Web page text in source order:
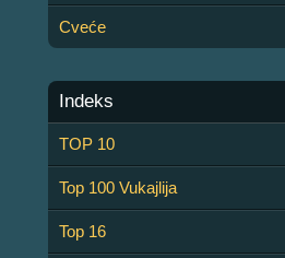
Cveće
Indeks
TOP 10
Top 100 Vukajlija
Top 16